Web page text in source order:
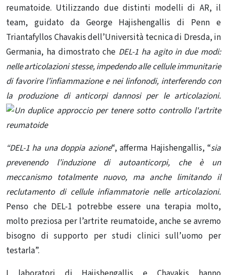
reumatoide. Utilizzando due distinti modelli di AR, il
team, guidato da George Hajishengallis di Penn e
Triantafyllos Chavakis dell’Università tecnica di Dresda, in
Germania, ha dimostrato che DEL-1 ha agito in due modi:
nelle articolazioni stesse, impedendo allecellule immunitarie
di favorire l’infiammazione e nei linfonodi, interferendo con
la produzione di anticorpi dannosi per le articolazioni.
“DEL-1 ha una doppia azione“, afferma Hajishengallis, “sia
prevenendo l’induzione di autoanticorpi, che è un
meccanismo totalmente nuovo, ma anche limitando il
reclutamento di celluleinfiammatorie nelle articolazioni.
Penso che DEL-1 potrebbe essere una terapia molto,
molto preziosa perl’artrite reumatoide, anche se avremo
bisogno di supporto per studi clinici sull’uomo per
testarla”.